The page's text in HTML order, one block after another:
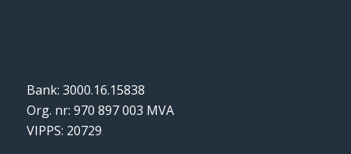
Bank: 3000.16.15838
Org. nr: 970 897 003 MVA
VIPPS: 20729